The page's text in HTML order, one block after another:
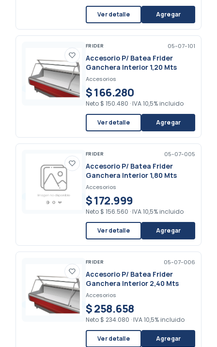
Ver detalle Agregar
FRIDER 05-07-101
Accesorio P/ Batea Frider
Ganchera Interior 1,20 Mts
Accesorios
$ 166.280
Neto $ 150.480 · IVA 10,5% incluido
Ver detalle Agregar
FRIDER 05-07-005
Accesorio P/ Batea Frider
Ganchera Interior 1,80 Mts
Accesorios
$ 172.999
Neto $ 156.560 · IVA 10,5% incluido
Ver detalle Agregar
FRIDER 05-07-006
Accesorio P/ Batea Frider
Ganchera Interior 2,40 Mts
Accesorios
$ 258.658
Neto $ 234.080 · IVA 10,5% incluido
Ver detalle Agregar